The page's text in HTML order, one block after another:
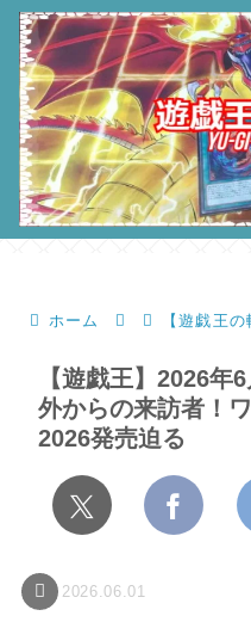
ホーム 【遊戯王
【遊戯王】2026年
外からの来訪者！
2026発売迫る
2026.06.01